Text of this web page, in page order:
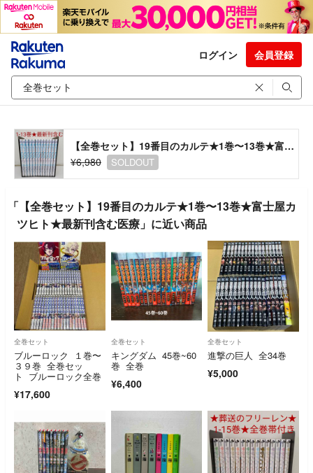
ログイン 会員登録
【全巻セット】19番目のカルテ★1巻〜13巻★富士屋カツヒト★最新刊含む医療
¥6,980
SOLDOUT
「【全巻セット】19番目のカルテ★1巻〜13巻★富士屋カ
ツヒト★最新刊含む医療」に近い商品
全巻セット
ブルーロック １巻〜
３９巻 全巻セッ
ト ブルーロック全巻
¥17,600
全巻セット
キングダム 45巻~60
巻 全巻
¥6,400
全巻セット
進撃の巨人 全34巻
¥5,000